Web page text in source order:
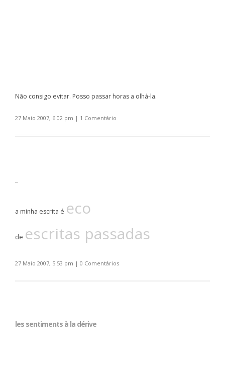
Não consigo evitar. Posso passar horas a olhá-la.
27 Maio 2007, 6:02 pm | 1 Comentário
a minha escrita é eco
de escritas passadas
27 Maio 2007, 5:53 pm | 0 Comentários
les sentiments à la dérive